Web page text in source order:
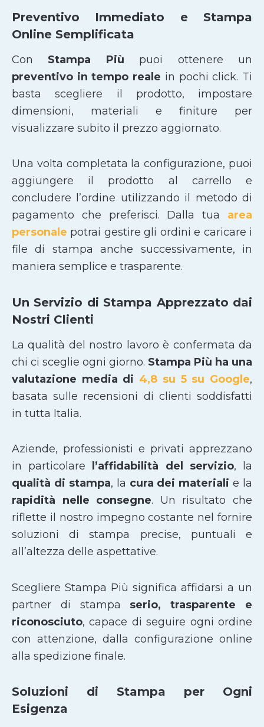
Preventivo Immediato e Stampa
Online Semplificata
Con Stampa Più puoi ottenere un
preventivo in tempo reale in pochi click. Ti
basta scegliere il prodotto, impostare
dimensioni, materiali e finiture per
visualizzare subito il prezzo aggiornato.
Una volta completata la configurazione, puoi
aggiungere il prodotto al carrello e
concludere l’ordine utilizzando il metodo di
pagamento che preferisci. Dalla tua area
personale potrai gestire gli ordini e caricare i
file di stampa anche successivamente, in
maniera semplice e trasparente.
Un Servizio di Stampa Apprezzato dai
Nostri Clienti
La qualità del nostro lavoro è confermata da
chi ci sceglie ogni giorno. Stampa Più ha una
valutazione media di 4,8 su 5 su Google,
basata sulle recensioni di clienti soddisfatti
in tutta Italia.
Aziende, professionisti e privati apprezzano
in particolare l’affidabilità del servizio, la
qualità di stampa, la cura dei materiali e la
rapidità nelle consegne. Un risultato che
riflette il nostro impegno costante nel fornire
soluzioni di stampa precise, puntuali e
all’altezza delle aspettative.
Scegliere Stampa Più significa affidarsi a un
partner di stampa serio, trasparente e
riconosciuto, capace di seguire ogni ordine
con attenzione, dalla configurazione online
alla spedizione finale.
Soluzioni di Stampa per Ogni
Esigenza